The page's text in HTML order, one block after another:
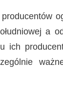
a
ich